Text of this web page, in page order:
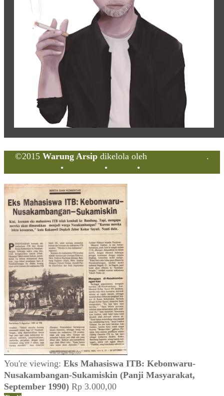
©2015 Warung Arsip dikelola oleh
.
• • •
You're viewing: Eks Mahasiswa ITB: Kebonwaru-
Nusakambangan-Sukamiskin (Panji Masyarakat,
September 1990) Rp 3.000,00